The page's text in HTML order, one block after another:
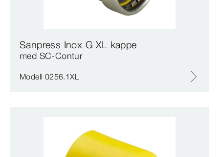
Sanpress Inox G XL kappe
med SC‑Contur
Modell 0256.1XL